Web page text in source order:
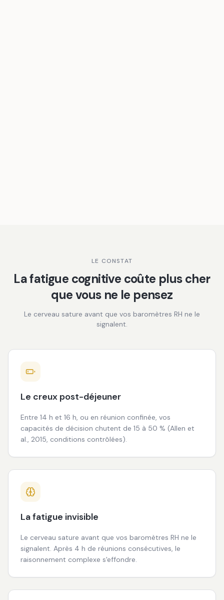
LE CONSTAT
La fatigue cognitive coûte plus cher
que vous ne le pensez
Le cerveau sature avant que vos baromètres RH ne le
signalent.
Le creux post-déjeuner
Entre 14 h et 16 h, ou en réunion confinée, vos
capacités de décision chutent de 15 à 50 % (Allen et
al., 2015, conditions contrôlées).
La fatigue invisible
Le cerveau sature avant que vos baromètres RH ne le
signalent. Après 4 h de réunions consécutives, le
raisonnement complexe s'effondre.